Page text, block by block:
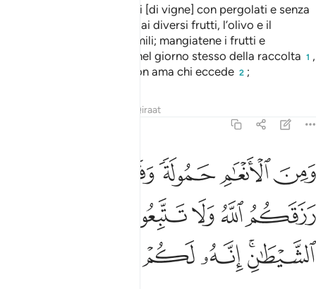
E Lui che ha creato giardini [di vigne] con pergolati e senza
pergolati, palme e piante dai diversi frutti, l’olivo e il
melograno, simili ma dissimili; mangiatene i frutti e
versatene quanto dovuto nel giorno stesso della raccolta 1 ,
senza eccessi, ché Allah non ama chi eccede 2 ;
Qiraat
ومن الانعام حمولة وفرشا كلوا مما رزقكم الله ولا تتبعوا خطوات
وَمِنَ ٱلْأَنْعَـٰمِ حَمُولَةًۭ وَفَرْشًۭا ۚ كُلُوا۟ مِمَّا رَزَقَكُمُ ٱللَّهُ وَلَا
ﲱﲲﲳﲴﲵ
ﲸﲹﲺﲻ
ﲽﲾﲿﳀ